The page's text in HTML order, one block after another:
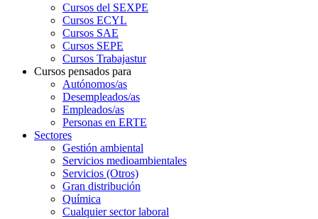
Cursos del SEXPE
Cursos ECYL
Cursos SAE
Cursos SEPE
Cursos Trabajastur
Cursos pensados para
Autónomos/as
Desempleados/as
Empleados/as
Personas en ERTE
Sectores
Gestión ambiental
Servicios medioambientales
Servicios (Otros)
Gran distribución
Química
Cualquier sector laboral